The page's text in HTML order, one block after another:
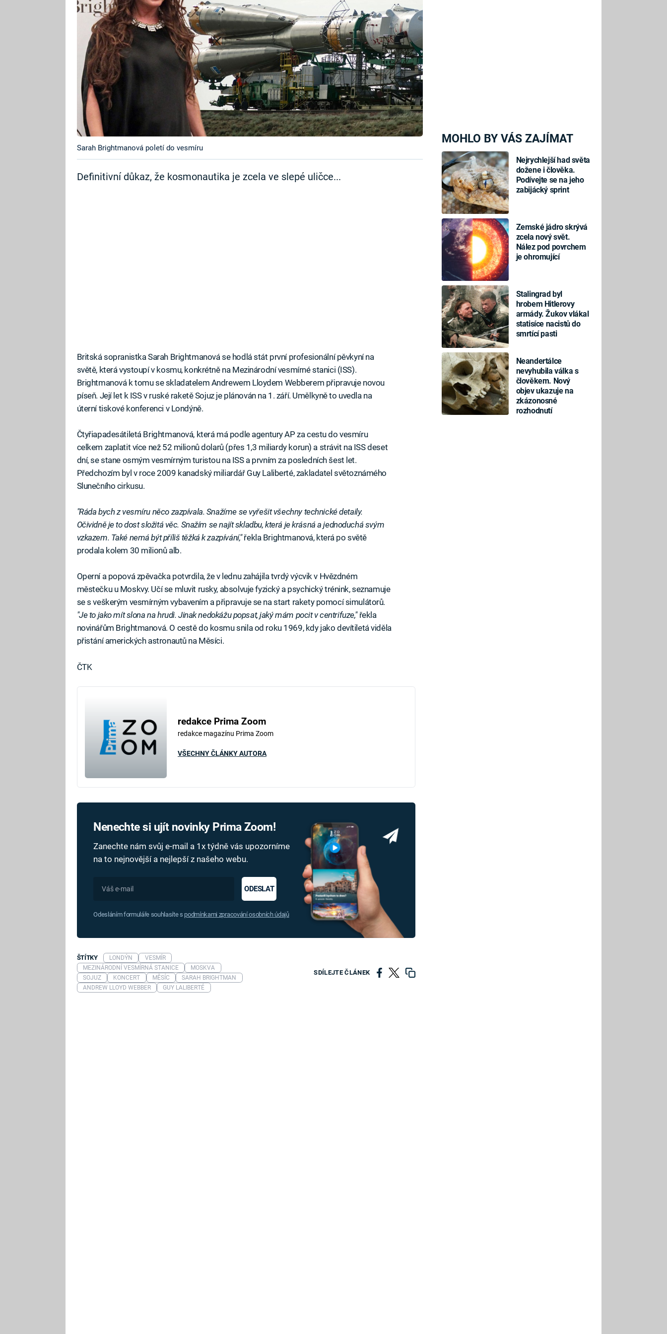
MOHLO BY VÁS ZAJÍMAT
Nejrychlejší had světa
dožene i člověka.
Podívejte se na jeho
zabijácký sprint
Zemské jádro skrývá
zcela nový svět.
Nález pod povrchem
je ohromující
Stalingrad byl
hrobem Hitlerovy
armády. Žukov vlákal
statisíce nacistů do
smrtící pasti
Neandertálce
nevyhubila válka s
člověkem. Nový
objev ukazuje na
zkázonosné
rozhodnutí
Sarah Brightmanová poletí do vesmíru
Definitivní důkaz, že kosmonautika je zcela ve slepé uličce...
Britská sopranistka Sarah Brightmanová se hodlá stát první profesionální pěvkyní na
světě, která vystoupí v kosmu, konkrétně na Mezinárodní vesmírné stanici (ISS).
Brightmanová k tomu se skladatelem Andrewem Lloydem Webberem připravuje novou
píseň. Její let k ISS v ruské raketě Sojuz je plánován na 1. září. Umělkyně to uvedla na
úterní tiskové konferenci v Londýně.
Čtyřiapadesátiletá Brightmanová, která má podle agentury AP za cestu do vesmíru
celkem zaplatit více než 52 milionů dolarů (přes 1,3 miliardy korun) a strávit na ISS deset
dní, se stane osmým vesmírným turistou na ISS a prvním za posledních šest let.
Předchozím byl v roce 2009 kanadský miliardář Guy Laliberté, zakladatel světoznámého
Slunečního cirkusu.
"Ráda bych z vesmíru něco zazpívala. Snažíme se vyřešit všechny technické detaily.
Očividně je to dost složitá věc. Snažím se najít skladbu, která je krásná a jednoduchá svým
vzkazem. Také nemá být příliš těžká k zazpívání,"řekla Brightmanová, která po světě
prodala kolem 30 milionů alb.
Operní a popová zpěvačka potvrdila, že v lednu zahájila tvrdý výcvik v Hvězdném
městečku u Moskvy. Učí se mluvit rusky, absolvuje fyzický a psychický trénink, seznamuje
se s veškerým vesmírným vybavením a připravuje se na start rakety pomocí simulátorů.
"Je to jako mít slona na hrudi. Jinak nedokážu popsat, jaký mám pocit v centrifuze,"řekla
novinářům Brightmanová. O cestě do kosmu snila od roku 1969, kdy jako devítiletá viděla
přistání amerických astronautů na Měsíci.
ČTK
redakce Prima Zoom
redakce magazínu Prima Zoom
VŠECHNY ČLÁNKY AUTORA
Nenechte si ujít novinky Prima Zoom!
Zanechte nám svůj e-mail a 1x týdně vás upozorníme
na to nejnovější a nejlepší z našeho webu.
ODESLAT
Odesláním formuláře souhlasíte s podmínkami zpracování osobních údajů
SDÍLEJTE ČLÁNEK
ŠTÍTKY LONDÝN
VESMÍR
MEZINÁRODNÍ VESMÍRNÁ STANICE
MOSKVA
SOJUZ
KONCERT MĚSÍC
SARAH BRIGHTMAN
ANDREW LLOYD WEBBER
GUY LALIBERTÉ